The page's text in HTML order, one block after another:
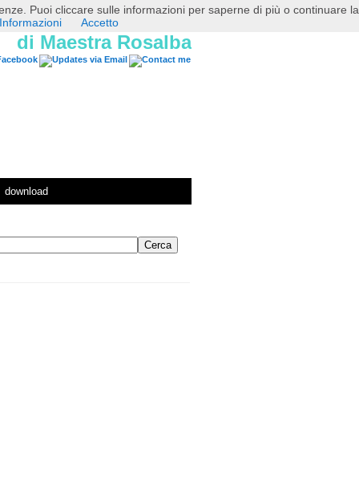
di Maestra Rosalba
download
Puoi cliccare sulle informazioni per saperne di più o continuare la
Accetto